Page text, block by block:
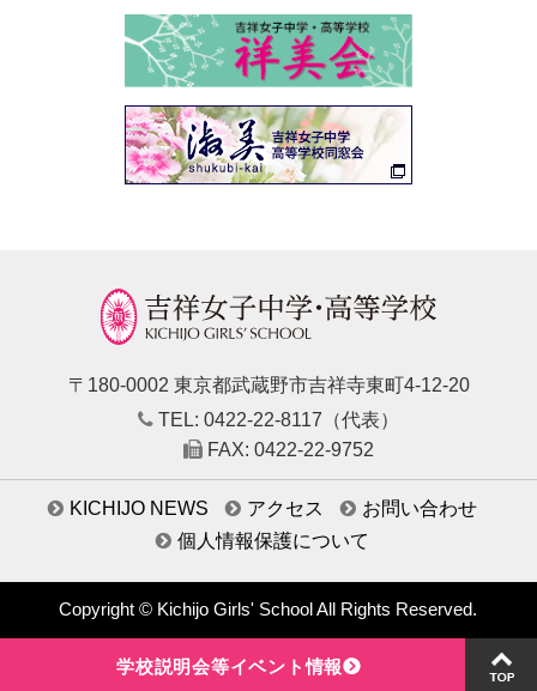
〒180-0002 東京都武蔵野市吉祥寺東町4-12-20
TEL: 0422-22-8117（代表）
FAX: 0422-22-9752
KICHIJO NEWS アクセス
お問い合わせ
個人情報保護について
Copyright © Kichijo Girls' School All Rights Reserved.
学校説明会等イベント情報